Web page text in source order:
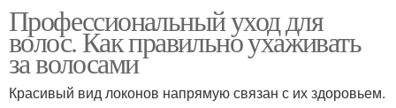
Профессиональный уход для
волос. Как правильно ухаживать
за волосами
Красивый вид локонов напрямую связан с их здоровьем.